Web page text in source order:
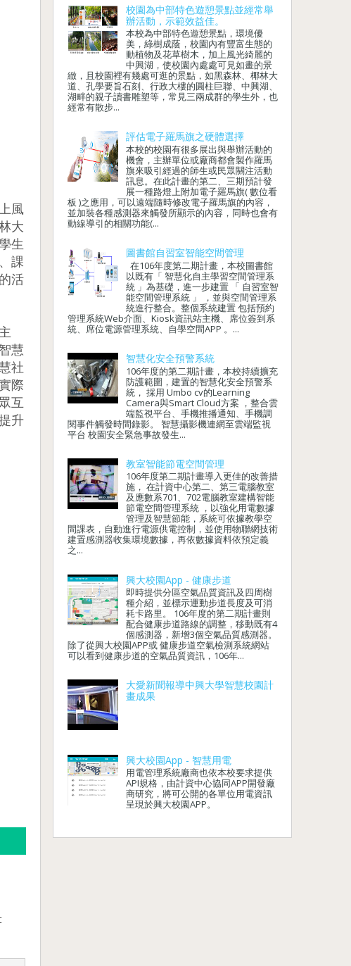
風
大
生
課
活
慧
社
際
互
升
校園為中部特色遊憩景點並經常舉
辦活動，示範效益佳。
本校為中部特色遊憩景點，環境優
美，綠樹成蔭，校園內有豐富生態的
動植物及花草樹木，加上風光綺麗的
中興湖，使校園內處處可見如畫的景
緻，且校園裡有幾處可逛的景點，如黑森林、椰林大
道、孔學要旨石刻、行政大樓的圓柱巨聯、中興湖、
湖畔的親子讀書雕塑等，常見三兩成群的學生外，也
經常有散步...
評估電子羅馬旗之硬體選擇
本校的校園有很多展出與舉辦活動的
機會，主辦單位或廠商都會製作羅馬
旗來吸引經過的師生或民眾關注活動
訊息。在此計畫的第二、三期預計發
展一種路燈上附加電子羅馬旗( 數位看
板 )之應用，可以遠端隨時修改電子羅馬旗的內容，
並加裝各種感測器來觸發所顯示的內容，同時也會有
動線導引的相關功能(...
圖書館自習室智能空間管理
在106年度第二期計畫，本校圖書館
以既有「 智慧化自主學習空間管理系
統 」為基礎，進一步建置 「 自習室智
能空間管理系統 」 ，並與空間管理系
統進行整合。整個系統建置 包括預約
管理系統Web介面、Kiosk資訊站主機、席位簽到系
統、席位電源管理系統、自學空間APP 。...
智慧化安全預警系統
106年度的第二期計畫，本校持續擴充
防護範圍，建置的智慧化安全預警系
統， 採用 Umbo cv的Learning
Camera與Smart Cloud方案 ，整合雲
端監視平台、手機推播通知、手機調
閱事件觸發時間錄影。 智慧攝影機連網至雲端監視
平台 校園安全緊急事故發生...
教室智能節電空間管理
106年度第二期計畫導入更佳的改善措
施， 在計資中心第二、第三電腦教室
及應數系701、702電腦教室建構智能
節電空間管理系統 ，以強化用電數據
管理及智慧節能，系統可依據教學空
間課表，自動進行電源供電控制，並使用物聯網技術
建置感測器收集環境數據，再依數據資料依預定義
之...
興大校園App - 健康步道
即時提供分區空氣品質資訊及四周樹
種介紹，並標示運動步道長度及可消
耗卡路里。 106年度的第二期計畫則
配合健康步道路線的調整，移動既有4
個感測器，新增3個空氣品質感測器。
除了從興大校園APP或 健康步道空氣檢測系統網站
可以看到健康步道的空氣品質資訊，106年...
大愛新聞報導中興大學智慧校園計
畫成果
興大校園App - 智慧用電
用電管理系統廠商也依本校要求提供
API規格，由計資中心協同APP開發廠
商研究，將可公開的各單位用電資訊
呈現於興大校園APP。